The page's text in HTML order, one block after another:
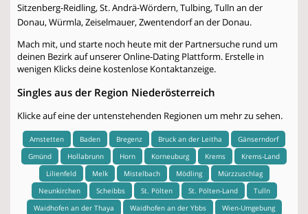
Sitzenberg-Reidling, St. Andrä-Wördern, Tulbing, Tulln an der
Donau, Würmla, Zeiselmauer, Zwentendorf an der Donau.
Mach mit, und starte noch heute mit der Partnersuche rund um
deinen Bezirk auf unserer Online-Dating Plattform. Erstelle in
wenigen Klicks deine kostenlose Kontaktanzeige.
Singles aus der Region Niederösterreich
Klicke auf eine der untenstehenden Regionen um mehr zu sehen.
Amstetten Baden Bregenz Bruck an der Leitha
Gänserndorf
Gmünd
Hollabrunn Horn Korneuburg Krems
Krems-Land
Lilienfeld
Melk Mistelbach Mödling
Mürzzuschlag
Neunkirchen
Scheibbs St. Pölten St. Pölten-Land
Tulln
Waidhofen an der Thaya
Waidhofen an der Ybbs
Wien-Umgebung